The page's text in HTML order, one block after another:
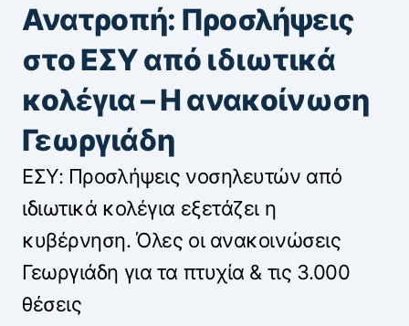
Ανατροπή: Προσλήψεις
στο ΕΣΥ από ιδιωτικά
κολέγια – Η ανακοίνωση
Γεωργιάδη
ΕΣΥ: Προσλήψεις νοσηλευτών από
ιδιωτικά κολέγια εξετάζει η
κυβέρνηση. Όλες οι ανακοινώσεις
Γεωργιάδη για τα πτυχία & τις 3.000
θέσεις